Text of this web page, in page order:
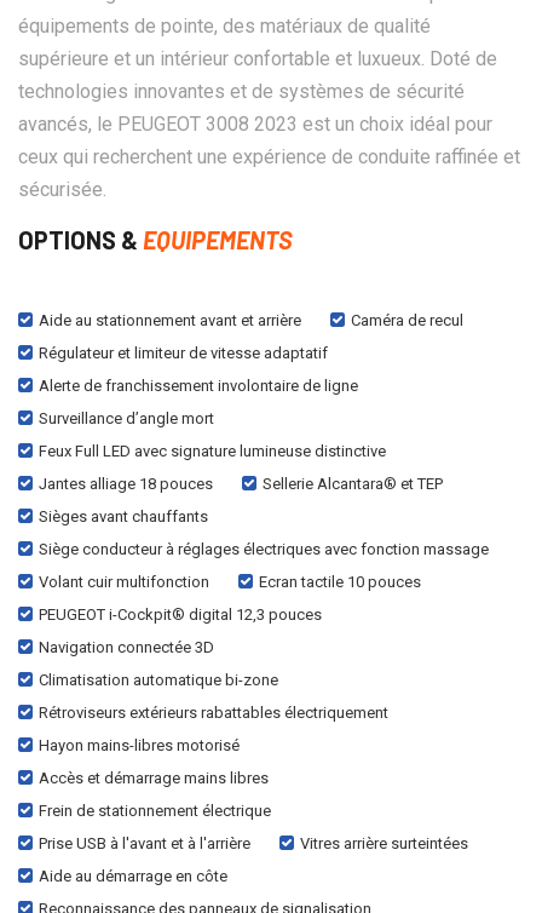
équipements de pointe, des matériaux de qualité
supérieure et un intérieur confortable et luxueux. Doté de
technologies innovantes et de systèmes de sécurité
avancés, le PEUGEOT 3008 2023 est un choix idéal pour
ceux qui recherchent une expérience de conduite raffinée et
sécurisée.
OPTIONS & EQUIPEMENTS
Aide au stationnement avant et arrière
Caméra de recul
Régulateur et limiteur de vitesse adaptatif
Alerte de franchissement involontaire de ligne
Surveillance d’angle mort
Feux Full LED avec signature lumineuse distinctive
Jantes alliage 18 pouces
Sellerie Alcantara® et TEP
Sièges avant chauffants
Siège conducteur à réglages électriques avec fonction massage
Volant cuir multifonction
Ecran tactile 10 pouces
PEUGEOT i-Cockpit® digital 12,3 pouces
Navigation connectée 3D
Climatisation automatique bi-zone
Rétroviseurs extérieurs rabattables électriquement
Hayon mains-libres motorisé
Accès et démarrage mains libres
Frein de stationnement électrique
Prise USB à l'avant et à l'arrière
Vitres arrière surteintées
Aide au démarrage en côte
Reconnaissance des panneaux de signalisation